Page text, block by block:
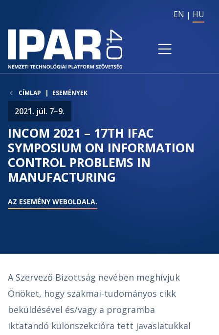
EN HU
CÍMLAP ESEMÉNYEK
2021. júl. 7–9.
INCOM 2021 – 17TH IFAC
SYMPOSIUM ON INFORMATION
CONTROL PROBLEMS IN
MANUFACTURING
AZ ESEMÉNY WEBOLDALA.
A Szervező Bizottság nevében meghívjuk
Önöket, hogy szakmai-tudományos cikk
beküldésével és/vagy a programba
iktatandó különszekcióra tett javaslatukkal